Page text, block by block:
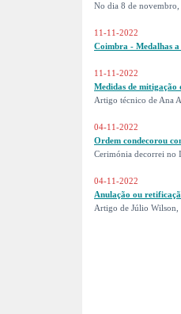
No dia 8 de novembro,
11-11-2022
Coimbra - Medalhas
11-11-2022
Medidas de mitigação
Artigo técnico de Ana
04-11-2022
Ordem condecorou
Cerimónia decorrei no
04-11-2022
Anulação ou
Artigo de Júlio Wilson,